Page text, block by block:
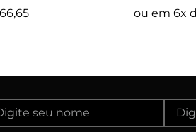
66,65 ou em 6x